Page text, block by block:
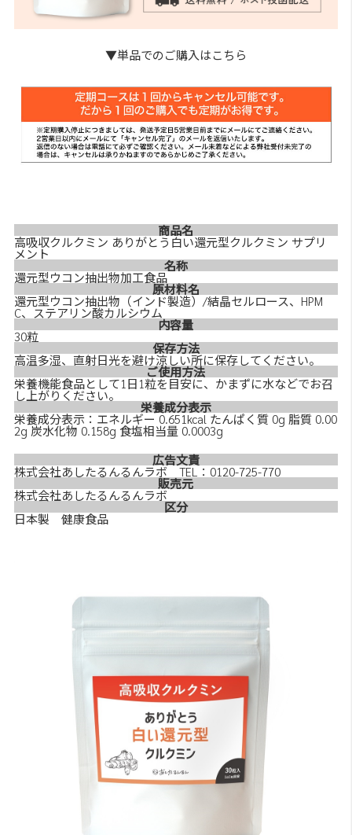
▼単品でのご購入はこちら
商品名
高吸収クルクミン ありがとう白い還元型クルクミン サプリ
メント
名称
還元型ウコン抽出物加工食品
原材料名
還元型ウコン抽出物（インド製造）/結晶セルロース、HPM
C、ステアリン酸カルシウム
内容量
30粒
保存方法
高温多湿、直射日光を避け涼しい所に保存してください。
ご使用方法
栄養機能食品として1日1粒を目安に、かまずに水などでお召
し上がりください。
栄養成分表示
栄養成分表示：エネルギー 0.651kcal たんぱく質 0g 脂質 0.00
2g 炭水化物 0.158g 食塩相当量 0.0003g
広告文責
株式会社あしたるんるんラボ TEL：0120-725-770
販売元
株式会社あしたるんるんラボ
区分
日本製 健康食品